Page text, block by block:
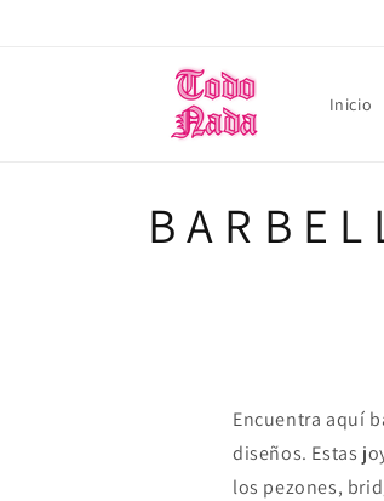
Inicio
C
B A R B E L
Encuentra aquí
diseños. Estas
los pezones,